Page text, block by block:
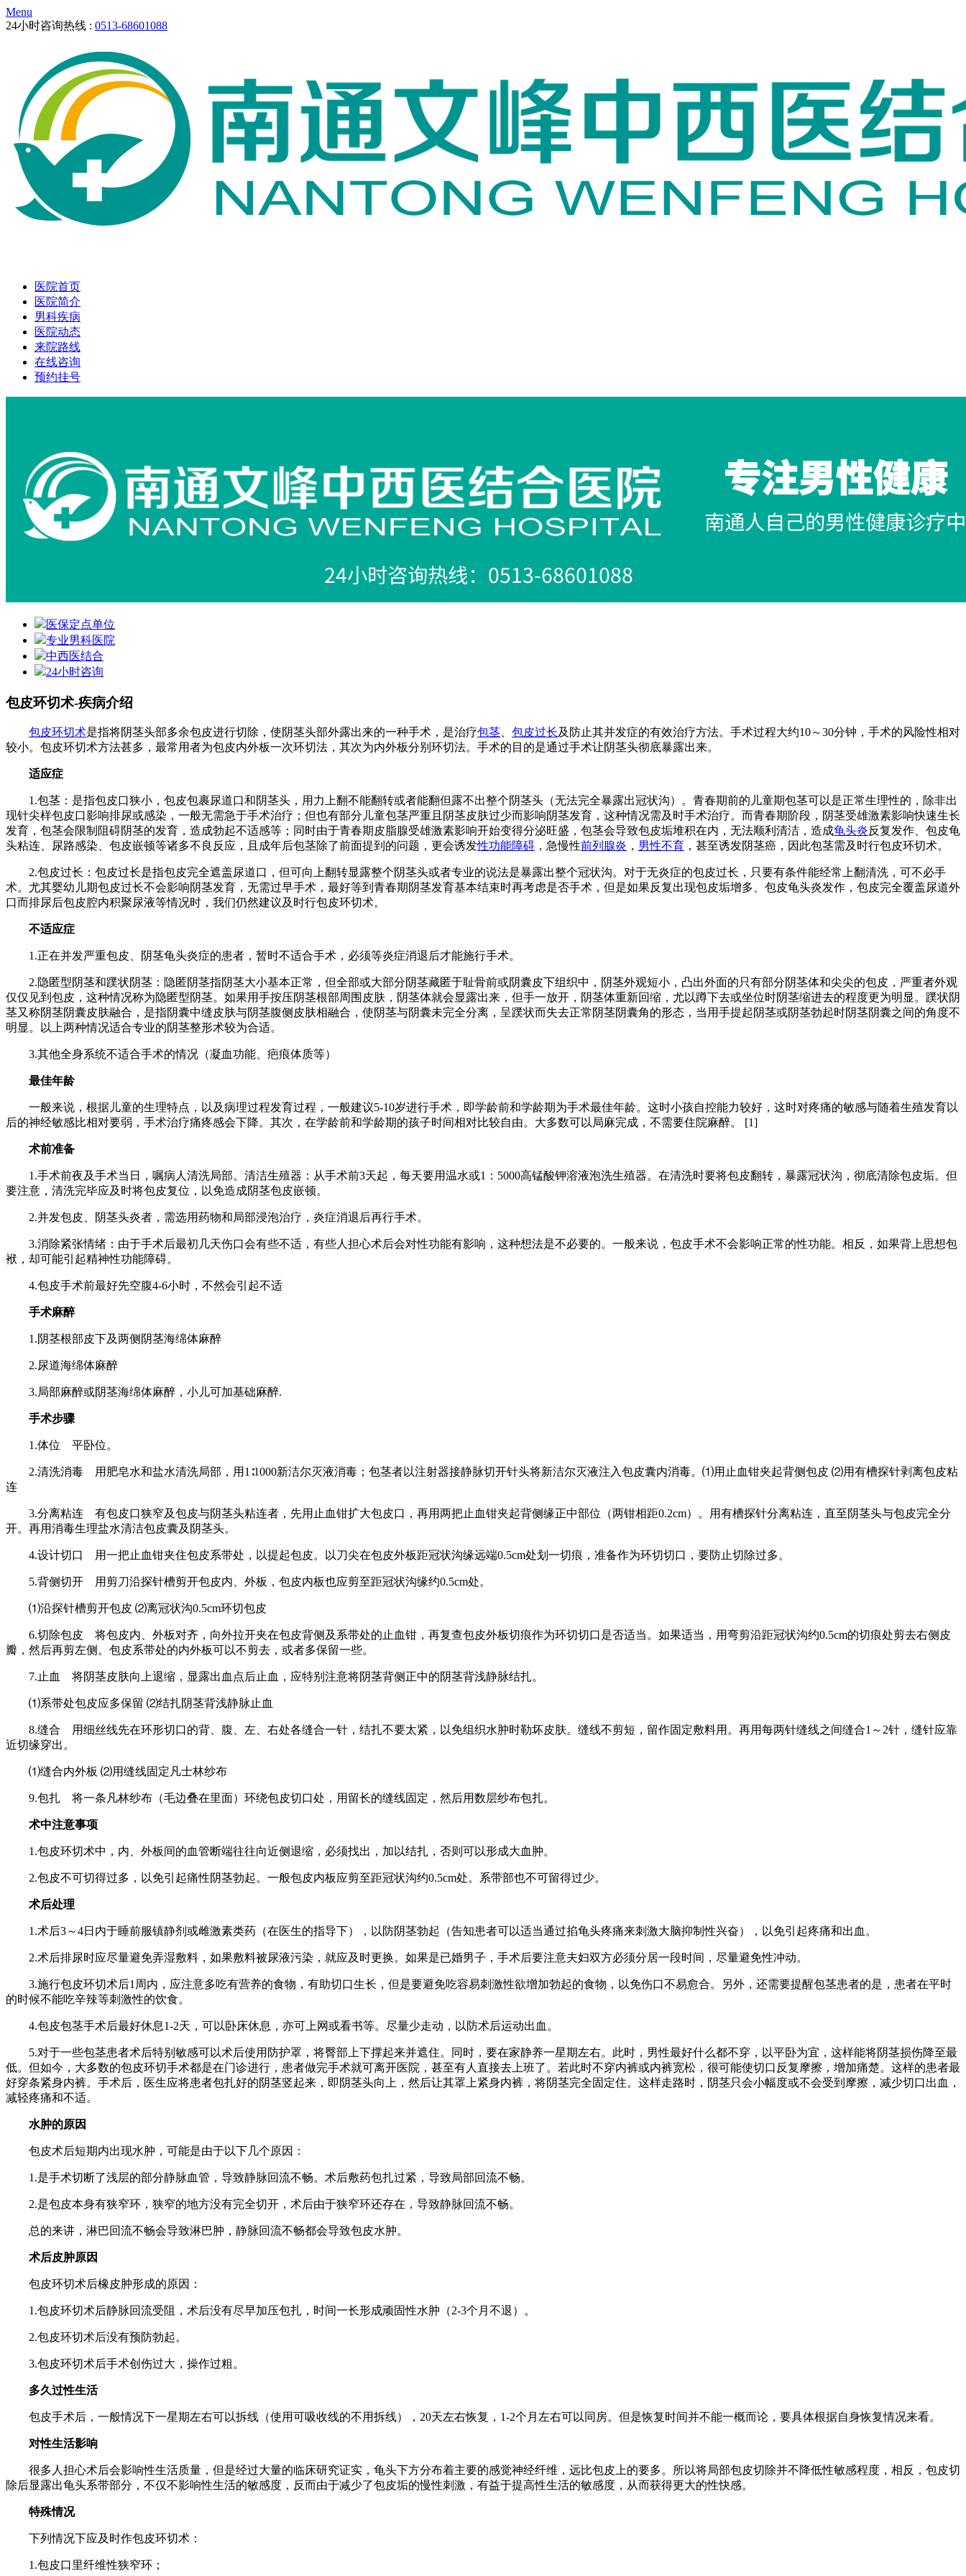
Menu
24小时咨询热线 : 0513-68601088
医院首页
医院简介
男科疾病
医院动态
来院路线
在线咨询
预约挂号
医保定点单位
专业男科医院
中西医结合
24小时咨询
包皮环切术-疾病介绍
包皮环切术是指将阴茎头部多余包皮进行切除，使阴茎头部外露出来的一种手术，是治疗包茎、 包皮过长及防止其并发症的有效治疗方法。手术过程大约10～30分钟，手术的风险性相对
较小。包皮环切术方法甚多，最常用者为包皮内外板一次环切法，其次为内外板分别环切法。手术的目的是通过手术让阴茎头彻底暴露出来。
适应症
1.包茎：是指包皮口狭小，包皮包裹尿道口和阴茎头，用力上翻不能翻转或者能翻但露不出整个阴茎头（无法完全暴露出冠状沟）。青春期前的儿童期包茎可以是正常生理性的，除非出
现针尖样包皮口影响排尿或感染，一般无需急于手术治疗；但也有部分儿童包茎严重且阴茎皮肤过少而影响阴茎发育，这种情况需及时手术治疗。而青春期阶段，阴茎受雄激素影响快速生长
发育，包茎会限制阻碍阴茎的发育，造成勃起不适感等；同时由于青春期皮脂腺受雄激素影响开始变得分泌旺盛，包茎会导致包皮垢堆积在内，无法顺利清洁，造成龟头炎反复发作、包皮龟
头粘连、尿路感染、包皮嵌顿等诸多不良反应，且成年后包茎除了前面提到的问题，更会诱发性功能障碍 ，急慢性前列腺炎 ， 男性不育 ，甚至诱发阴茎癌，因此包茎需及时行包皮环切术。
2.包皮过长：包皮过长是指包皮完全遮盖尿道口，但可向上翻转显露整个阴茎头或者专业的说法是暴露出整个冠状沟。对于无炎症的包皮过长，只要有条件能经常上翻清洗，可不必手
术。尤其婴幼儿期包皮过长不会影响阴茎发育，无需过早手术，最好等到青春期阴茎发育基本结束时再考虑是否手术，但是如果反复出现包皮垢增多、包皮龟头炎发作，包皮完全覆盖尿道外
口而排尿后包皮腔内积聚尿液等情况时，我们仍然建议及时行包皮环切术。
不适应症
1.正在并发严重包皮、阴茎龟头炎症的患者，暂时不适合手术，必须等炎症消退后才能施行手术。
2.隐匿型阴茎和蹼状阴茎：隐匿阴茎指阴茎大小基本正常，但全部或大部分阴茎藏匿于耻骨前或阴囊皮下组织中，阴茎外观短小，凸出外面的只有部分阴茎体和尖尖的包皮，严重者外观
仅仅见到包皮，这种情况称为隐匿型阴茎。如果用手按压阴茎根部周围皮肤，阴茎体就会显露出来，但手一放开，阴茎体重新回缩，尤以蹲下去或坐位时阴茎缩进去的程度更为明显。蹼状阴
茎又称阴茎阴囊皮肤融合，是指阴囊中缝皮肤与阴茎腹侧皮肤相融合，使阴茎与阴囊未完全分离，呈蹼状而失去正常阴茎阴囊角的形态，当用手提起阴茎或阴茎勃起时阴茎阴囊之间的角度不
明显。以上两种情况适合专业的阴茎整形术较为合适。
3.其他全身系统不适合手术的情况（凝血功能、疤痕体质等）
最佳年龄
一般来说，根据儿童的生理特点，以及病理过程发育过程，一般建议5-10岁进行手术，即学龄前和学龄期为手术最佳年龄。这时小孩自控能力较好，这时对疼痛的敏感与随着生殖发育以
后的神经敏感比相对要弱，手术治疗痛疼感会下降。其次，在学龄前和学龄期的孩子时间相对比较自由。大多数可以局麻完成，不需要住院麻醉。 [1]
术前准备
1.手术前夜及手术当日，嘱病人清洗局部。清洁生殖器：从手术前3天起，每天要用温水或1：5000高锰酸钾溶液泡洗生殖器。在清洗时要将包皮翻转，暴露冠状沟，彻底清除包皮垢。但
要注意，清洗完毕应及时将包皮复位，以免造成阴茎包皮嵌顿。
2.并发包皮、阴茎头炎者，需选用药物和局部浸泡治疗，炎症消退后再行手术。
3.消除紧张情绪：由于手术后最初几天伤口会有些不适，有些人担心术后会对性功能有影响，这种想法是不必要的。一般来说，包皮手术不会影响正常的性功能。相反，如果背上思想包
袱，却可能引起精神性功能障碍。
4.包皮手术前最好先空腹4-6小时，不然会引起不适
手术麻醉
1.阴茎根部皮下及两侧阴茎海绵体麻醉
2.尿道海绵体麻醉
3.局部麻醉或阴茎海绵体麻醉，小儿可加基础麻醉.
手术步骤
1.体位 平卧位。
2.清洗消毒 用肥皂水和盐水清洗局部，用1∶1000新洁尔灭液消毒；包茎者以注射器接静脉切开针头将新洁尔灭液注入包皮囊内消毒。⑴用止血钳夹起背侧包皮 ⑵用有槽探针剥离包皮粘
连
3.分离粘连 有包皮口狭窄及包皮与阴茎头粘连者，先用止血钳扩大包皮口，再用两把止血钳夹起背侧缘正中部位（两钳相距0.2cm）。用有槽探针分离粘连，直至阴茎头与包皮完全分
开。再用消毒生理盐水清洁包皮囊及阴茎头。
4.设计切口 用一把止血钳夹住包皮系带处，以提起包皮。以刀尖在包皮外板距冠状沟缘远端0.5cm处划一切痕，准备作为环切切口，要防止切除过多。
5.背侧切开 用剪刀沿探针槽剪开包皮内、外板，包皮内板也应剪至距冠状沟缘约0.5cm处。
⑴沿探针槽剪开包皮 ⑵离冠状沟0.5cm环切包皮
6.切除包皮 将包皮内、外板对齐，向外拉开夹在包皮背侧及系带处的止血钳，再复查包皮外板切痕作为环切切口是否适当。如果适当，用弯剪沿距冠状沟约0.5cm的切痕处剪去右侧皮
瓣，然后再剪左侧。包皮系带处的内外板可以不剪去，或者多保留一些。
7.止血 将阴茎皮肤向上退缩，显露出血点后止血，应特别注意将阴茎背侧正中的阴茎背浅静脉结扎。
⑴系带处包皮应多保留 ⑵结扎阴茎背浅静脉止血
8.缝合 用细丝线先在环形切口的背、腹、左、右处各缝合一针，结扎不要太紧，以免组织水肿时勒坏皮肤。缝线不剪短，留作固定敷料用。再用每两针缝线之间缝合1～2针，缝针应靠
近切缘穿出。
⑴缝合内外板 ⑵用缝线固定凡士林纱布
9.包扎 将一条凡林纱布（毛边叠在里面）环绕包皮切口处，用留长的缝线固定，然后用数层纱布包扎。
术中注意事项
1.包皮环切术中，内、外板间的血管断端往往向近侧退缩，必须找出，加以结扎，否则可以形成大血肿。
2.包皮不可切得过多，以免引起痛性阴茎勃起。一般包皮内板应剪至距冠状沟约0.5cm处。系带部也不可留得过少。
术后处理
1.术后3～4日内于睡前服镇静剂或雌激素类药（在医生的指导下），以防阴茎勃起（告知患者可以适当通过掐龟头疼痛来刺激大脑抑制性兴奋），以免引起疼痛和出血。
2.术后排尿时应尽量避免弄湿敷料，如果敷料被尿液污染，就应及时更换。如果是已婚男子，手术后要注意夫妇双方必须分居一段时间，尽量避免性冲动。
3.施行包皮环切术后1周内，应注意多吃有营养的食物，有助切口生长，但是要避免吃容易刺激性欲增加勃起的食物，以免伤口不易愈合。另外，还需要提醒包茎患者的是，患者在平时
的时候不能吃辛辣等刺激性的饮食。
4.包皮包茎手术后最好休息1-2天，可以卧床休息，亦可上网或看书等。尽量少走动，以防术后运动出血。
5.对于一些包茎患者术后特别敏感可以术后使用防护罩，将臀部上下撑起来并遮住。同时，要在家静养一星期左右。此时，男性最好什么都不穿，以平卧为宜，这样能将阴茎损伤降至最
低。但如今，大多数的包皮环切手术都是在门诊进行，患者做完手术就可离开医院，甚至有人直接去上班了。若此时不穿内裤或内裤宽松，很可能使切口反复摩擦，增加痛楚。这样的患者最
好穿条紧身内裤。手术后，医生应将患者包扎好的阴茎竖起来，即阴茎头向上，然后让其罩上紧身内裤，将阴茎完全固定住。这样走路时，阴茎只会小幅度或不会受到摩擦，减少切口出血，
减轻疼痛和不适。
水肿的原因
包皮术后短期内出现水肿，可能是由于以下几个原因：
1.是手术切断了浅层的部分静脉血管，导致静脉回流不畅。术后敷药包扎过紧，导致局部回流不畅。
2.是包皮本身有狭窄环，狭窄的地方没有完全切开，术后由于狭窄环还存在，导致静脉回流不畅。
总的来讲，淋巴回流不畅会导致淋巴肿，静脉回流不畅都会导致包皮水肿。
术后皮肿原因
包皮环切术后橡皮肿形成的原因：
1.包皮环切术后静脉回流受阻，术后没有尽早加压包扎，时间一长形成顽固性水肿（2-3个月不退）。
2.包皮环切术后没有预防勃起。
3.包皮环切术后手术创伤过大，操作过粗。
多久过性生活
包皮手术后，一般情况下一星期左右可以拆线（使用可吸收线的不用拆线），20天左右恢复，1-2个月左右可以同房。但是恢复时间并不能一概而论，要具体根据自身恢复情况来看。
对性生活影响
很多人担心术后会影响性生活质量，但是经过大量的临床研究证实，龟头下方分布着主要的感觉神经纤维，远比包皮上的要多。所以将局部包皮切除并不降低性敏感程度，相反，包皮切
除后显露出龟头系带部分，不仅不影响性生活的敏感度，反而由于减少了包皮垢的慢性刺激，有益于提高性生活的敏感度，从而获得更大的性快感。
特殊情况
下列情况下应及时作包皮环切术：
1.包皮口里纤维性狭窄环；